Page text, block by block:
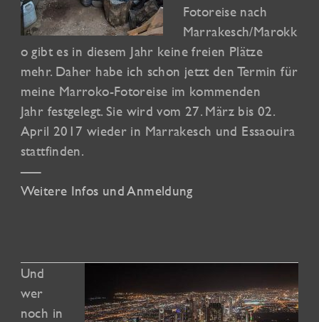
Fotoreise nach
Marrakesch/Marokk
o gibt es in diesem Jahr keine freien Plätze
mehr. Daher habe ich schon jetzt den Termin für
meine Marroko-Fotoreise im kommenden
Jahr festgelegt. Sie wird vom 27. März bis 02.
April 2017 wieder in Marrakesch und Essaouira
stattfinden.
—–
Weitere Infos und Anmeldung
Und
wer
noch in